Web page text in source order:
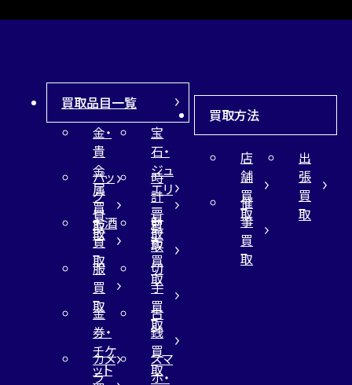
買取品目一覧
金・
貴
金
属
買
取
宝
石・
ジュ
エリ
ー
買
取
バッ
グ
買
取
時
計
買
取
お酒
買
取
財
布
買
取
服
買
取
切
手
買
取
金
券・
チケ
ット
古
銭
買
取
カメ
ラ
スマ
ホ・
買取方法
店
舗
買
取
出
張
買
取
催
事
買
取